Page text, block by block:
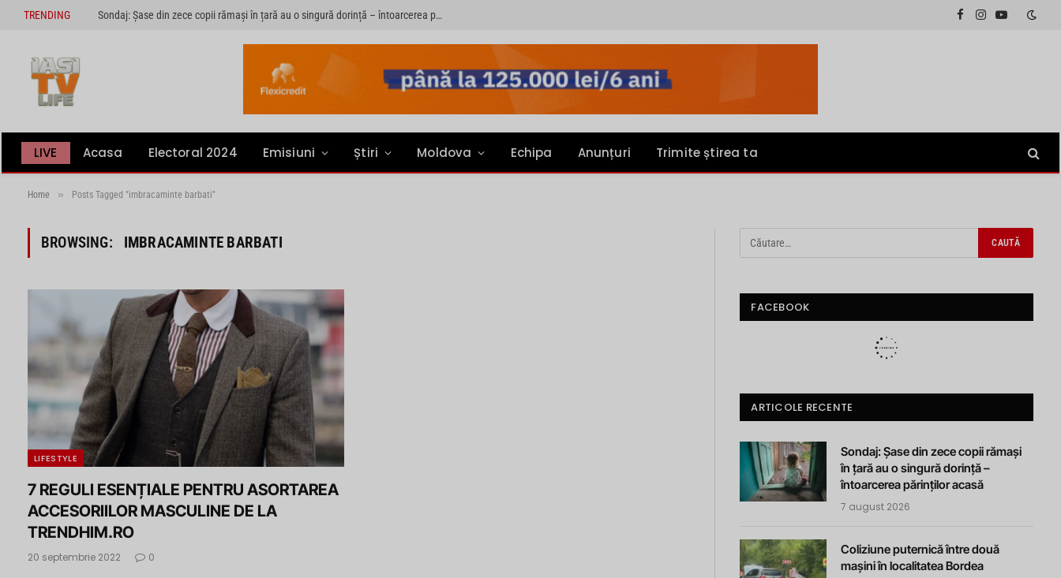
TRENDING Sondaj: Șase din zece copii rămași în țară au o singură dorință – întoarcerea părinților acasă
Facebook
InstagramYouTube
LIVE Acasa Electoral 2024 Emisiuni Știri Moldova Echipa Anunțuri Trimite știrea ta
Home » Posts Tagged "imbracaminte barbati"
BROWSING: IMBRACAMINTE BARBATI
LIFESTYLE
7 REGULI ESENȚIALE PENTRU ASORTAREA
ACCESORIILOR MASCULINE DE LA
TRENDHIM.RO
20 septembrie 2022 0
FACEBOOK
ARTICOLE RECENTE
Sondaj: Șase din zece copii rămași
în țară au o singură dorință –
întoarcerea părinților acasă
7 august 2026
Coliziune puternică între două
mașini în localitatea Bordea